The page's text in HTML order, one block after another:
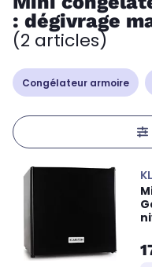
: dégivrage
(2 articles)
Congélateur armoire